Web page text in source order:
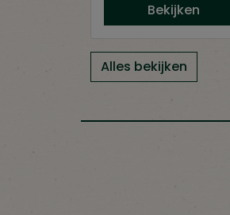
Bekijken
Alles bekijken